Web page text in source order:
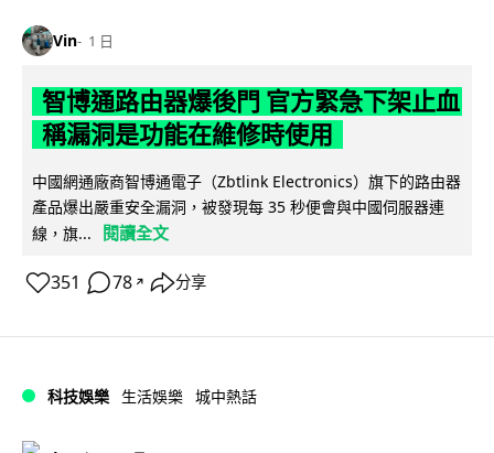
Vin 1 日
智博通路由器爆後門 官方緊急下架止血
稱漏洞是功能在維修時使用
中國網通廠商智博通電子（Zbtlink Electronics）旗下的路由器
產品爆出嚴重安全漏洞，被發現每 35 秒便會與中國伺服器連
線，旗...
閱讀全文
351 78 ↗ 分享
科技娛樂 生活娛樂 城中熱話